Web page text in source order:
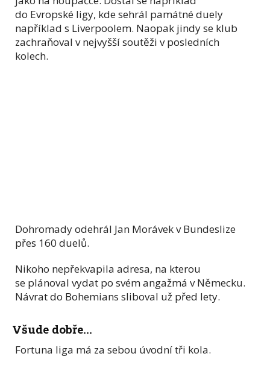
do Evropské ligy, kde sehrál památné duely
například s Liverpoolem. Naopak jindy se klub
zachraňoval v nejvyšší soutěži v posledních
kolech.
Dohromady odehrál Jan Morávek v Bundeslize
přes 160 duelů.
Nikoho nepřekvapila adresa, na kterou
se plánoval vydat po svém angažmá v Německu.
Návrat do Bohemians sliboval už před lety.
Všude dobře...
Fortuna liga má za sebou úvodní tři kola.